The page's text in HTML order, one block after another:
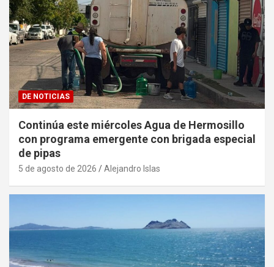
DE NOTICIAS
Continúa este miércoles Agua de Hermosillo
con programa emergente con brigada especial
de pipas
5 de agosto de 2026 Alejandro Islas